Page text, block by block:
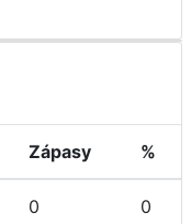
Zápasy %
0 0